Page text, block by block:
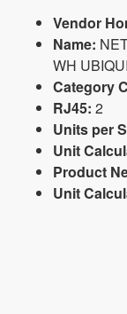
Vendor
Name:
WH
Category
RJ45: 2
Units per
Unit
Product
Unit